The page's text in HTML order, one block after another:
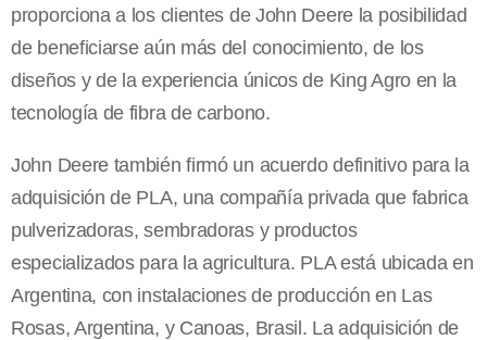
proporciona a los clientes de John Deere la posibilidad
de beneficiarse aún más del conocimiento, de los
diseños y de la experiencia únicos de King Agro en la
tecnología de fibra de carbono.
John Deere también firmó un acuerdo definitivo para la
adquisición de PLA, una compañía privada que fabrica
pulverizadoras, sembradoras y productos
especializados para la agricultura. PLA está ubicada en
Argentina, con instalaciones de producción en Las
Rosas, Argentina, y Canoas, Brasil. La adquisición de